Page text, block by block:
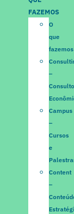
FAZEMOS
O
que
fazemos
–
Campus
–
Cursos
e
Content
–